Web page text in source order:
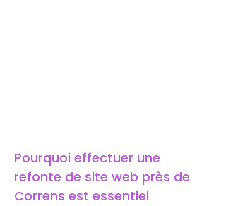
Pourquoi effectuer une
refonte de site web près de
Correns est essentiel